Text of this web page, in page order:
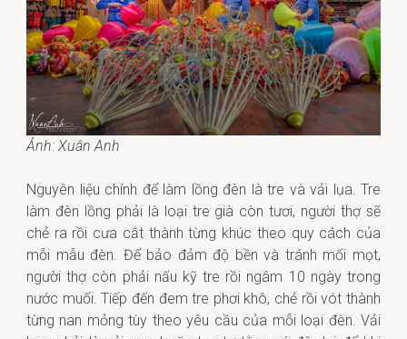
Ảnh: Xuân Anh
Nguyên liệu chính để làm lồng đèn là tre và vải lụa. Tre
làm đèn lồng phải là loại tre già còn tươi, người thợ sẽ
chẻ ra rồi cưa cắt thành từng khúc theo quy cách của
mỗi mẫu đèn. Để bảo đảm độ bền và tránh mối mọt,
người thợ còn phải nấu kỹ tre rồi ngâm 10 ngày trong
nước muối. Tiếp đến đem tre phơi khô, chẻ rồi vót thành
từng nan mỏng tùy theo yêu cầu của mỗi loại đèn. Vải